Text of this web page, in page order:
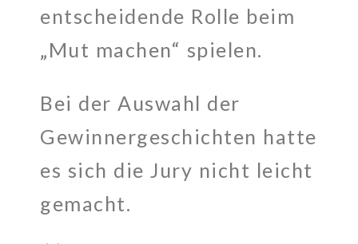
entscheidende Rolle beim
„Mut machen“ spielen.
Bei der Auswahl der
Gewinnergeschichten hatte
es sich die Jury nicht leicht
gemacht.